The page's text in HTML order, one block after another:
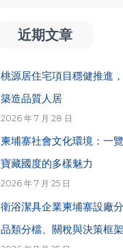
近期文章
桃源居住宅項目穩健推進
築造品質人居
2026 年 7 月 28 日
柬埔寨社會文化環境：一
寶藏國度的多樣魅力
2026 年 7 月 25 日
衛浴潔具企業柬埔寨設廠分
品類分檔、關稅與決策框架